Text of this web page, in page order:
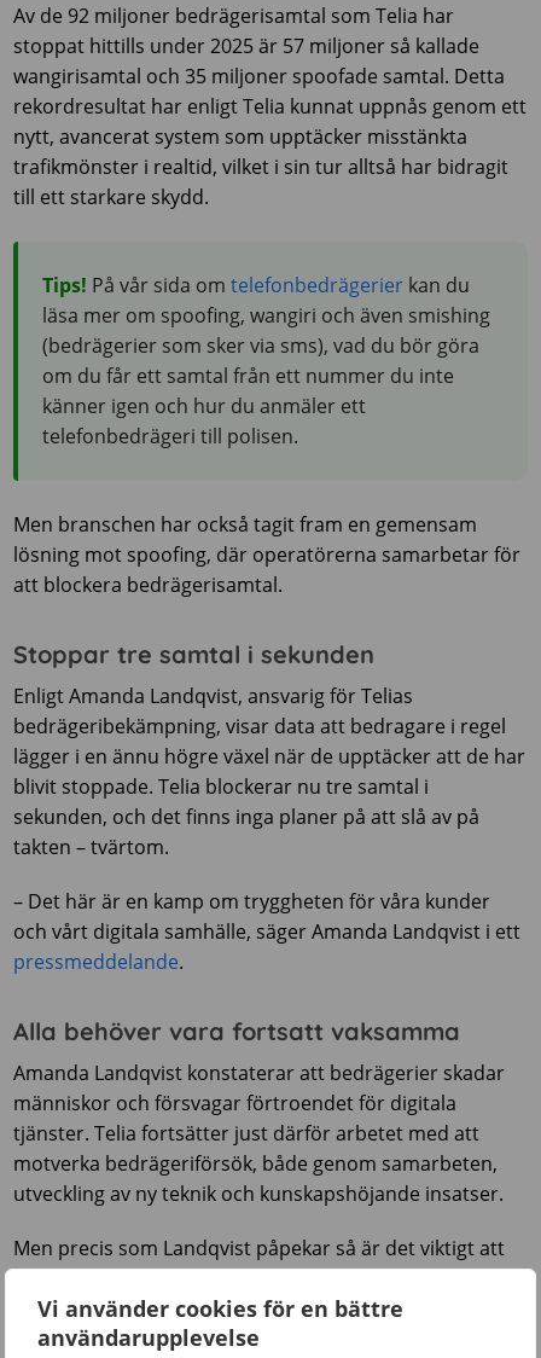
Vi använder cookies för en bättre
användarupplevelse
Av de 92 miljoner bedrägerisamtal som Telia har
stoppat hittills under 2025 är 57 miljoner så kallade
wangirisamtal och 35 miljoner spoofade samtal. Detta
rekordresultat har enligt Telia kunnat uppnås genom ett
nytt, avancerat system som upptäcker misstänkta
trafikmönster i realtid, vilket i sin tur alltså har bidragit
till ett starkare skydd.
Tips! På vår sida omtelefonbedrägerier kan du
läsa mer om spoofing, wangiri och även smishing
(bedrägerier som sker via sms), vad du bör göra
om du får ett samtal från ett nummer du inte
känner igen och hur du anmäler ett
telefonbedrägeri till polisen.
Men branschen har också tagit fram en gemensam
lösning mot spoofing, där operatörerna samarbetar för
att blockera bedrägerisamtal.
Stoppar tre samtal i sekunden
Enligt Amanda Landqvist, ansvarig för Telias
bedrägeribekämpning, visar data att bedragare i regel
lägger i en ännu högre växel när de upptäcker att de har
blivit stoppade. Telia blockerar nu tre samtal i
sekunden, och det finns inga planer på att slå av på
takten – tvärtom.
– Det här är en kamp om tryggheten för våra kunder
och vårt digitala samhälle, säger Amanda Landqvist i ett
pressmeddelande.
Alla behöver vara fortsatt vaksamma
Amanda Landqvist konstaterar att bedrägerier skadar
människor och försvagar förtroendet för digitala
tjänster. Telia fortsätter just därför arbetet med att
motverka bedrägeriförsök, både genom samarbeten,
utveckling av ny teknik och kunskapshöjande insatser.
Men precis som Landqvist påpekar så är det viktigt att
alla är fortsatt uppmärksamma och vaksamma – till
exempel när man handlar online eller får ett oväntat
samtal. Man ska till exempel aldrig lämna personliga